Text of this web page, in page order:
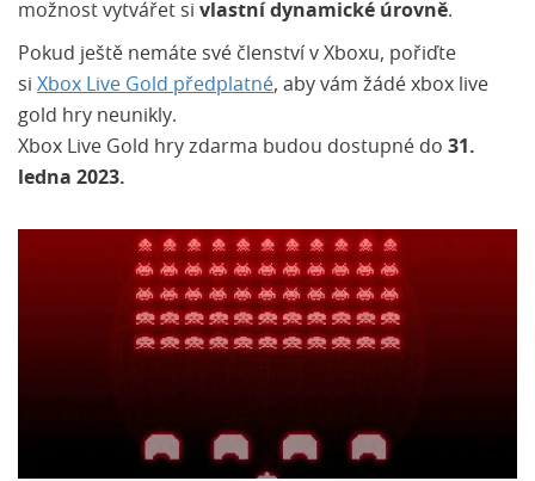
možnost vytvářet si vlastní dynamické úrovně.
Pokud ještě nemáte své členství v Xboxu, pořiďte
si Xbox Live Gold předplatné, aby vám žádé xbox live
gold hry neunikly.
Xbox Live Gold hry zdarma budou dostupné do 31.
ledna 2023.